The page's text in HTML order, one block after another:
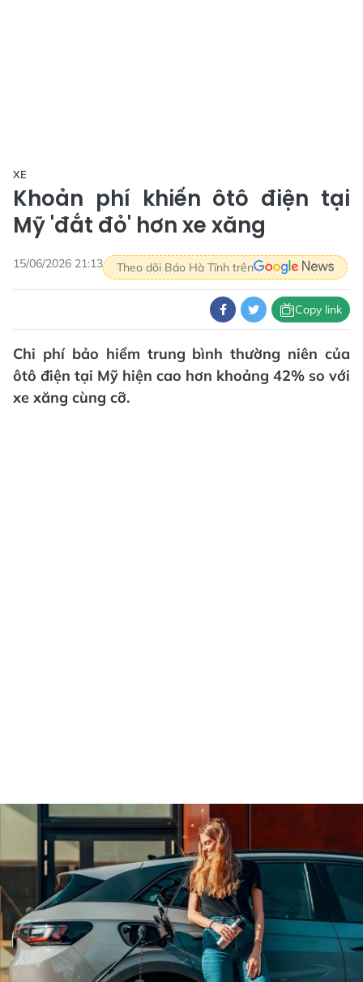
XE
Khoản phí khiến ôtô điện tại
Mỹ 'đắt đỏ' hơn xe xăng
15/06/2026 21:13 Theo dõi Báo Hà Tĩnh trên
Copy link
Chi phí bảo hiểm trung bình thường niên của
ôtô điện tại Mỹ hiện cao hơn khoảng 42% so với
xe xăng cùng cỡ.